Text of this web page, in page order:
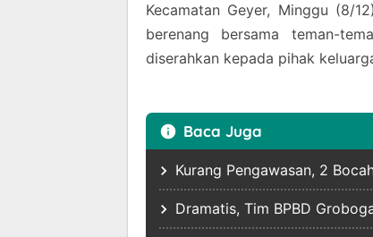
Kecamatan Geyer, Minggu (8/
berenang bersama teman-
diserahkan kepada pihak
Baca Juga
Kurang Pengawasan, 2
Dramatis, Tim BPBD